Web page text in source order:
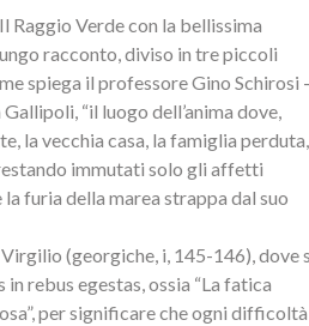
Raggio Verde con la bellissima
racconto, diviso in tre piccoli
spiega il professore Gino Schirosi
“il luogo dell’anima dove,
la vecchia casa, la famiglia perduta,
immutati solo gli affetti
furia della marea strappa dal suo
(georgiche, i, 145-146), dove
rebus egestas, ossia “La fatica
per significare che ogni difficoltà